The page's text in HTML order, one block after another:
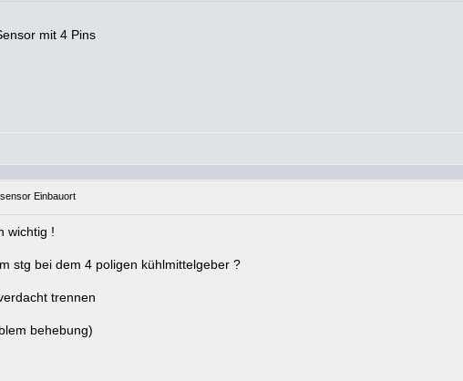
mit 4 Pins
Einbauort
wichtig !
stg bei dem 4 poligen kühlmittelgeber ?
trennen
behebung)